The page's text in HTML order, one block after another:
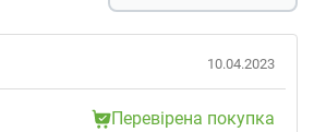
10.04.2023
Перевірена покупка